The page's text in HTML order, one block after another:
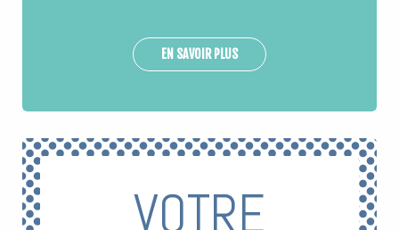
EN SAVOIR PLUS
VOTRE